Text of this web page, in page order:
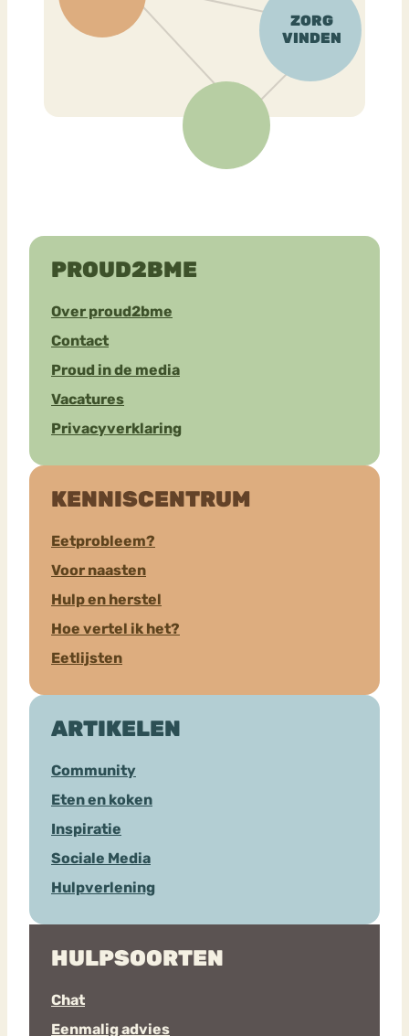
PROUD2BME
Over proud2bme
Contact
Proud in de media
Vacatures
Privacyverklaring
KENNISCENTRUM
Eetprobleem?
Voor naasten
Hulp en herstel
Hoe vertel ik het?
Eetlijsten
ARTIKELEN
Community
Eten en koken
Inspiratie
Sociale Media
Hulpverlening
HULPSOORTEN
Chat
Eenmalig advies